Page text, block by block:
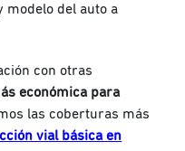
modelo del auto a
con otras
económica para
las coberturas más
vial básica en